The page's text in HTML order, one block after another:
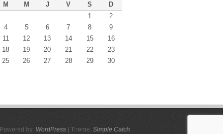
M M J V S
D
1
2
4 5 6 7 8
9
11 12 13 14 15
16
18 19 20 21 22
23
25 26 27 28 29
30
Powered by: WordPress | Theme: Simple Catch